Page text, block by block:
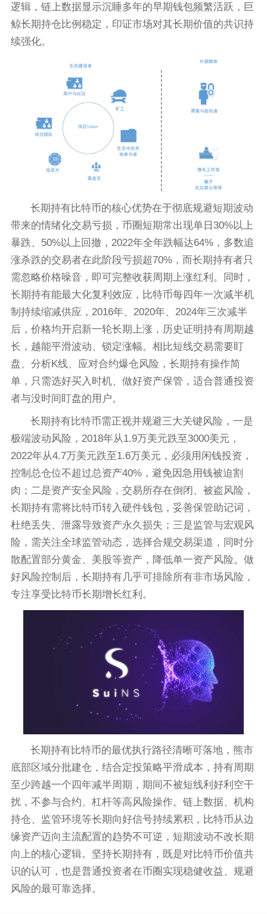
逻辑，链上数据显示沉睡多年的早期钱包频繁活跃，巨
鲸长期持仓比例稳定，印证市场对其长期价值的共识持
续强化。
长期持有比特币的核心优势在于彻底规避短期波动
带来的情绪化交易亏损，币圈短期常出现单日30%以上
暴跌、50%以上回撤，2022年全年跌幅达64%，多数追
涨杀跌的交易者在此阶段亏损超70%，而长期持有者只
需忽略价格噪音，即可完整收获周期上涨红利。同时，
长期持有能最大化复利效应，比特币每四年一次减半机
制持续缩减供应，2016年、2020年、2024年三次减半
后，价格均开启新一轮长期上涨，历史证明持有周期越
长，越能平滑波动、锁定涨幅。相比短线交易需要盯
盘、分析K线、应对合约爆仓风险，长期持有操作简
单，只需选好买入时机、做好资产保管，适合普通投资
者与没时间盯盘的用户。
长期持有比特币需正视并规避三大关键风险，一是
极端波动风险，2018年从1.9万美元跌至3000美元，
2022年从4.7万美元跌至1.6万美元，必须用闲钱投资，
控制总仓位不超过总资产40%，避免因急用钱被迫割
肉；二是资产安全风险，交易所存在倒闭、被盗风险，
长期持有需将比特币转入硬件钱包，妥善保管助记词，
杜绝丢失、泄露导致资产永久损失；三是监管与宏观风
险，需关注全球监管动态，选择合规交易渠道，同时分
散配置部分黄金、美股等资产，降低单一资产风险。做
好风险控制后，长期持有几乎可排除所有非市场风险，
专注享受比特币长期增长红利。
长期持有比特币的最优执行路径清晰可落地，熊市
底部区域分批建仓，结合定投策略平滑成本，持有周期
至少跨越一个四年减半周期，期间不被短线利好利空干
扰，不参与合约、杠杆等高风险操作。链上数据、机构
持仓、监管环境等长期向好信号持续累积，比特币从边
缘资产迈向主流配置的趋势不可逆，短期波动不改长期
向上的核心逻辑。坚持长期持有，既是对比特币价值共
识的认可，也是普通投资者在币圈实现稳健收益、规避
风险的最可靠选择。